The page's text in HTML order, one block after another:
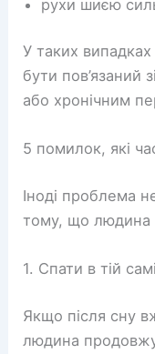
рухи шиєю
У таких
бути пов’язаний
або хронічним
5 помилок, які
Іноді проблема
тому, що людина
1. Спати в тій
Якщо після сну
людина